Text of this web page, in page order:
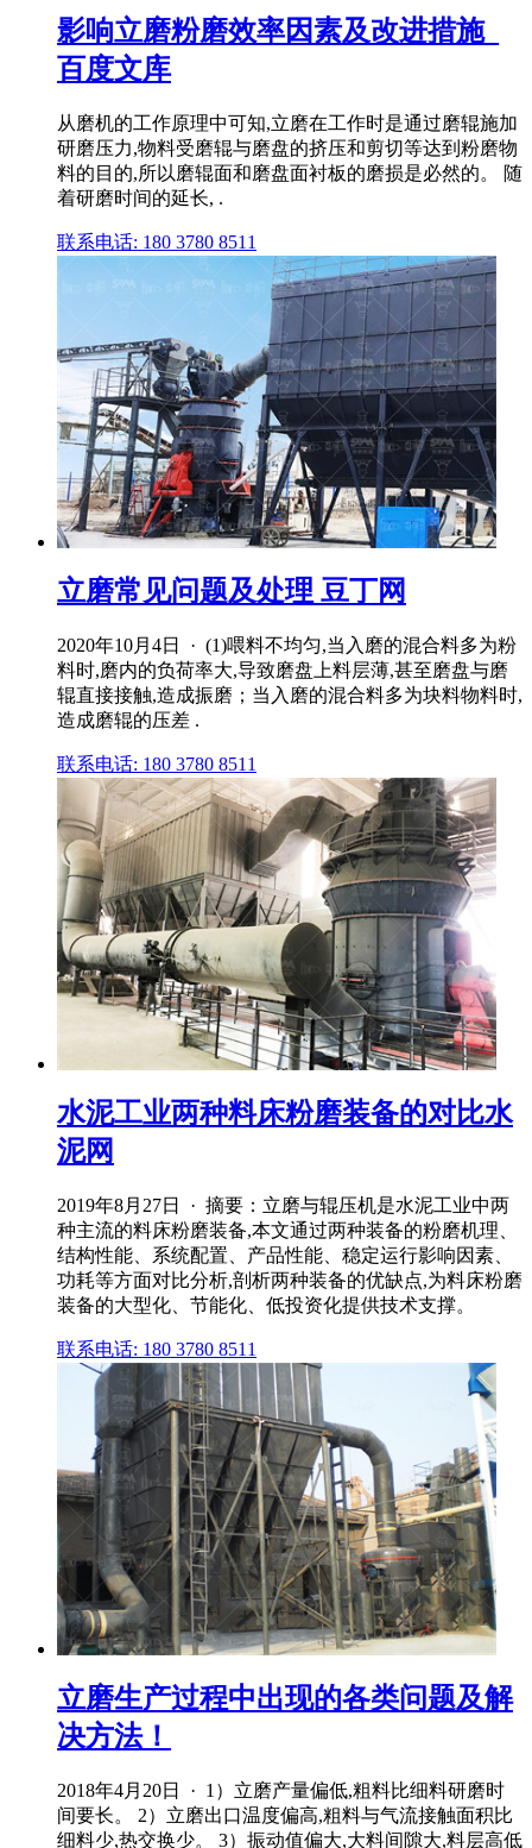
影响立磨粉磨效率因素及改进措施_
百度文库
从磨机的工作原理中可知,立磨在工作时是通过磨辊施加
研磨压力,物料受磨辊与磨盘的挤压和剪切等达到粉磨物
料的目的,所以磨辊面和磨盘面衬板的磨损是必然的。 随
着研磨时间的延长, .
联系电话: 180 3780 8511
立磨常见问题及处理 豆丁网
2020年10月4日 · (1)喂料不均匀,当入磨的混合料多为粉
料时,磨内的负荷率大,导致磨盘上料层薄,甚至磨盘与磨
辊直接接触,造成振磨；当入磨的混合料多为块料物料时,
造成磨辊的压差 .
联系电话: 180 3780 8511
水泥工业两种料床粉磨装备的对比水
泥网
2019年8月27日 · 摘要：立磨与辊压机是水泥工业中两
种主流的料床粉磨装备,本文通过两种装备的粉磨机理、
结构性能、系统配置、产品性能、稳定运行影响因素、
功耗等方面对比分析,剖析两种装备的优缺点,为料床粉磨
装备的大型化、节能化、低投资化提供技术支撑。
联系电话: 180 3780 8511
立磨生产过程中出现的各类问题及解
决方法！
2018年4月20日 · 1）立磨产量偏低,粗料比细料研磨时
间要长。 2）立磨出口温度偏高,粗料与气流接触面积比
细料少,热交换少。 3）振动值偏大,大料间隙大,料层高低